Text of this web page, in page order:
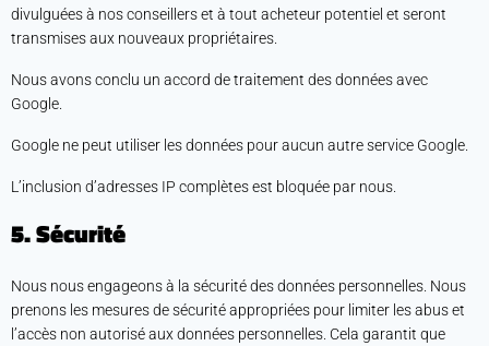
divulguées à nos conseillers et à tout acheteur potentiel et seront
transmises aux nouveaux propriétaires.
Nous avons conclu un accord de traitement des données avec
Google.
Google ne peut utiliser les données pour aucun autre service Google.
L’inclusion d’adresses IP complètes est bloquée par nous.
5. Sécurité
Nous nous engageons à la sécurité des données personnelles. Nous
prenons les mesures de sécurité appropriées pour limiter les abus et
l’accès non autorisé aux données personnelles. Cela garantit que